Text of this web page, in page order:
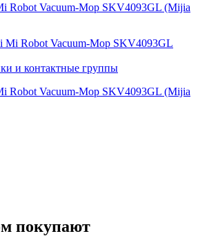
Robot Vacuum-Mop SKV4093GL (Mijia
и контактные группы
Robot Vacuum-Mop SKV4093GL (Mijia
покупают